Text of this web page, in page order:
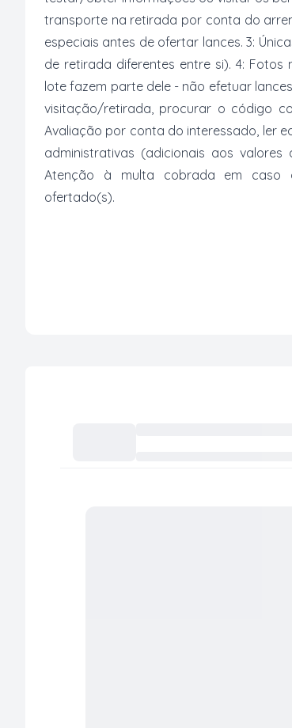
transporte na retirada por conta do
especiais antes de ofertar lances. 3:
de retirada diferentes entre si). 4:
lote fazem parte dele - não efetuar
visitação/retirada, procurar o código
Avaliação por conta do interessado, ler
administrativas (adicionais aos
Atenção à multa cobrada em caso
ofertado(s).